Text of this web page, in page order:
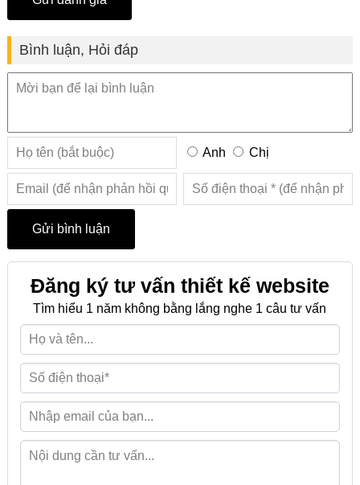
Bình luận, Hỏi đáp
Anh Chị
Đăng ký tư vấn thiết kế website
Tìm hiểu 1 năm không bằng lắng nghe 1 câu tư vấn